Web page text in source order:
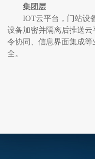
集团层
IOT云平台，门站设
设备加密并隔离后推送
令协同、信息界面集成
全。